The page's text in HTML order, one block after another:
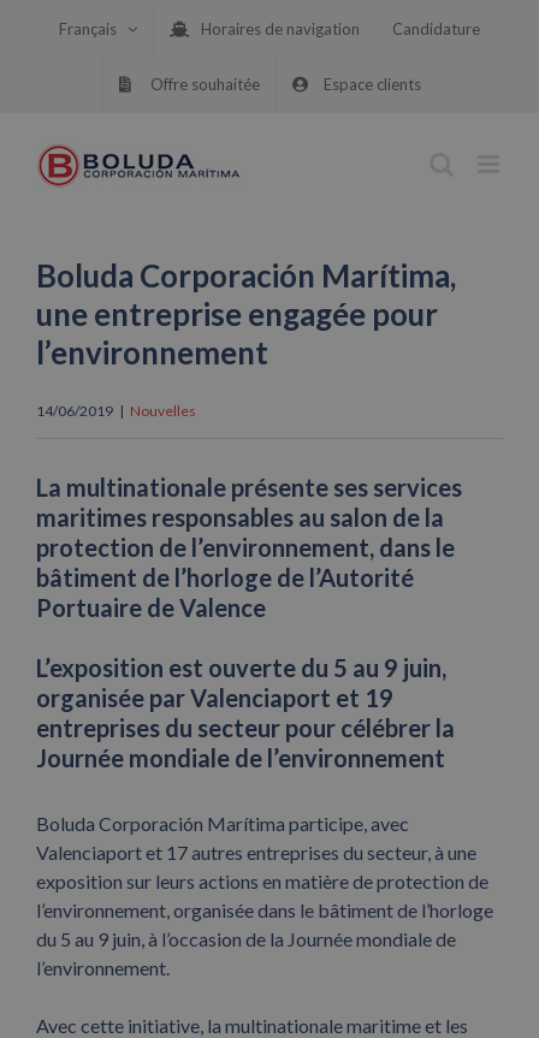
Français Horaires de navigation Candidature
Offre souhaitée Espace clients
Boluda Corporación Marítima,
une entreprise engagée pour
l’environnement
14/06/2019 | Nouvelles
La multinationale présente ses services
maritimes responsables au salon de la
protection de l’environnement, dans le
bâtiment de l’horloge de l’Autorité
Portuaire de Valence
L’exposition est ouverte du 5 au 9 juin,
organisée par Valenciaport et 19
entreprises du secteur pour célébrer la
Journée mondiale de l’environnement
Boluda Corporación Marítima participe, avec
Valenciaport et 17 autres entreprises du secteur, à une
exposition sur leurs actions en matière de protection de
l’environnement, organisée dans le bâtiment de l’horloge
du 5 au 9 juin, à l’occasion de la Journée mondiale de
l’environnement.
Avec cette initiative, la multinationale maritime et les